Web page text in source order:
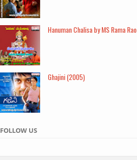
Hanuman Chalisa by MS Rama Rao
Ghajini (2005)
FOLLOW US